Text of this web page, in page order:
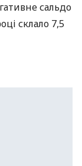
сальдо
склало 7,5